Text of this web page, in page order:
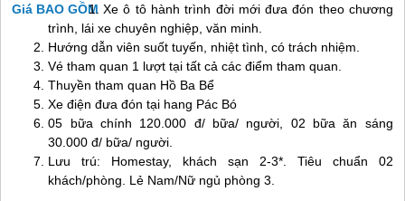
Giá BAO GỒM Xe ô tô hành trình đời mới đưa đón theo chương
trình, lái xe chuyên nghiệp, văn minh.
Hướng dẫn viên suốt tuyến, nhiệt tình, có trách nhiệm.
Vé tham quan 1 lượt tại tất cả các điểm tham quan.
Thuyền tham quan Hồ Ba Bể
Xe điện đưa đón tại hang Pác Bó
05 bữa chính 120.000 đ/ bữa/ người, 02 bữa ăn sáng
30.000 đ/ bữa/ người.
Lưu trú: Homestay, khách sạn 2-3*. Tiêu chuẩn 02
khách/phòng. Lẻ Nam/Nữ ngủ phòng 3.